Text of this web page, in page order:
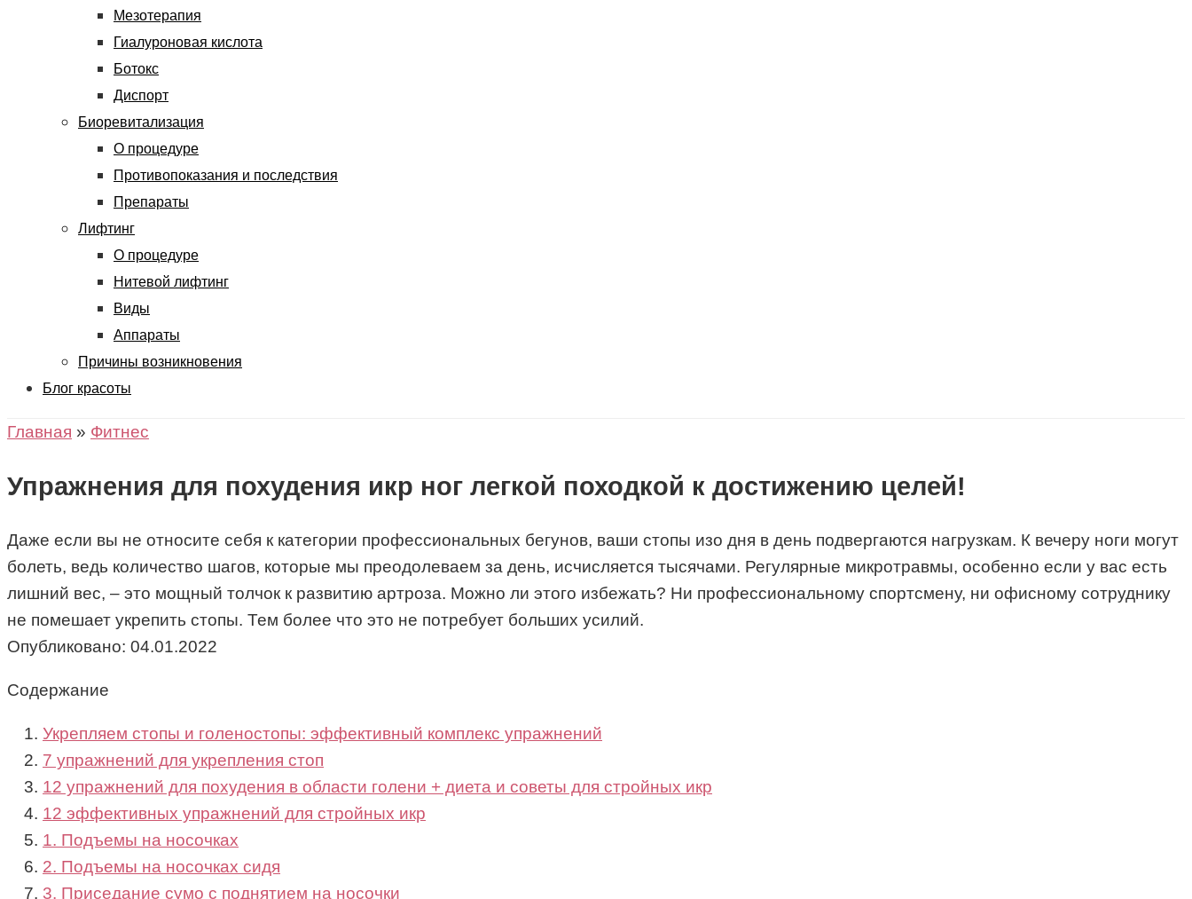
Мезотерапия
Гиалуроновая кислота
Ботокс
Диспорт
Биоревитализация
О процедуре
Противопоказания и последствия
Препараты
Лифтинг
О процедуре
Нитевой лифтинг
Виды
Аппараты
Причины возникновения
Блог красоты
Главная » Фитнес
Упражнения для похудения икр ног легкой походкой к достижению целей!
Даже если вы не относите себя к категории профессиональных бегунов, ваши стопы изо дня в день подвергаются нагрузкам. К вечеру ноги могут
болеть, ведь количество шагов, которые мы преодолеваем за день, исчисляется тысячами. Регулярные микротравмы, особенно если у вас есть
лишний вес, – это мощный толчок к развитию артроза. Можно ли этого избежать? Ни профессиональному спортсмену, ни офисному сотруднику
не помешает укрепить стопы. Тем более что это не потребует больших усилий.
Опубликовано: 04.01.2022
Содержание
Укрепляем стопы и голеностопы: эффективный комплекс упражнений
7 упражнений для укрепления стоп
12 упражнений для похудения в области голени + диета и советы для стройных икр
12 эффективных упражнений для стройных икр
1. Подъемы на носочках
2. Подъемы на носочках сидя
3. Приседание сумо с поднятием на носочки